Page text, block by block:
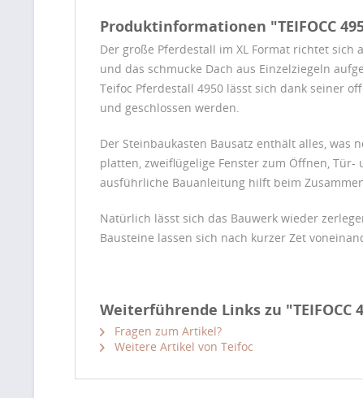
Produktinformationen "TEIFOCC
Der große Pferdestall im XL Format richtet
und das schmucke Dach aus Einzelziegeln
Teifoc Pferdestall 4950 lässt sich dank seiner
und geschlossen werden.
Der Steinbaukasten Bausatz enthält alles, was
platten, zweiflügelige Fenster zum Öffnen,
ausführliche Bauanleitung hilft beim
Natürlich lässt sich das Bauwerk wieder
Bausteine lassen sich nach kurzer Zet
Weiterführende Links zu "TEIFOCC
Fragen zum Artikel?
Weitere Artikel von Teifoc